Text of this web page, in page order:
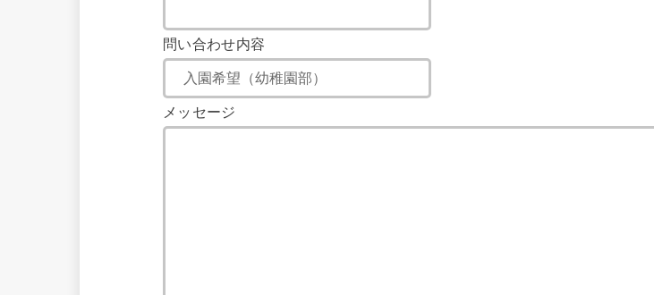
問い合わせ内容
メッセージ